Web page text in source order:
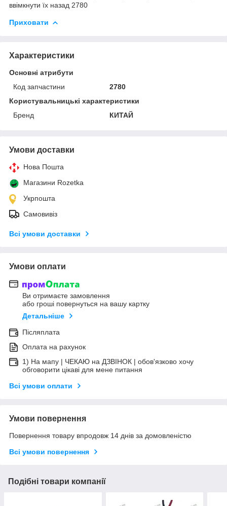
ввімкнути їх назад 2780
Приховати
Характеристики
Основні атрибути
Код запчастини
2780
Користувальницькі характеристики
Бренд
КИТАЙ
Умови доставки
Нова Пошта
Магазини Rozetka
Укрпошта
Самовивіз
Всі умови доставки
Умови оплати
Ви отримаєте замовлення
або гроші повернуться на вашу картку
Детальніше
Післяплата
Оплата на рахунок
1) На мапу | ЧЕКАЮ на ДЗВІНОК | обов'язково хочу
обговорити цікаві для мене питання
Всі умови оплати
Умови повернення
Повернення товару впродовж 14 днів за домовленістю
Всі умови повернення
Подібні товари компанії